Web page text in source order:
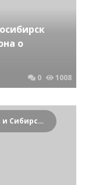
о
0 1008
Криминальные новости Новосибирска и Сибирского региона